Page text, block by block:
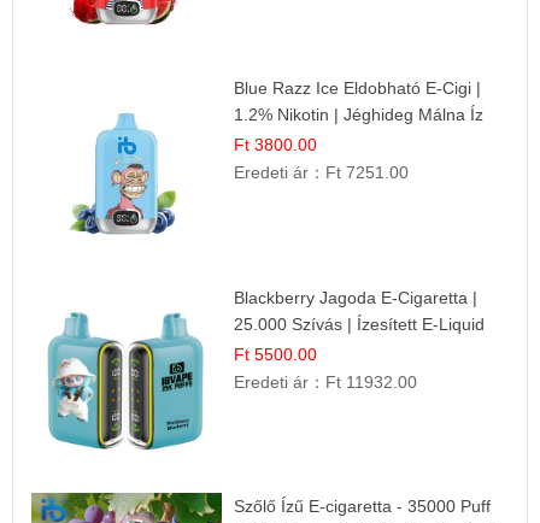
Blue Razz Ice Eldobható E-Cigi |
1.2% Nikotin | Jéghideg Málna Íz
Ft 3800.00
Eredeti ár： Ft 7251.00
Blackberry Jagoda E-Cigaretta |
25.000 Szívás | Ízesített E-Liquid
Ft 5500.00
Eredeti ár： Ft 11932.00
Szőlő Ízű E-cigaretta - 35000 Puff